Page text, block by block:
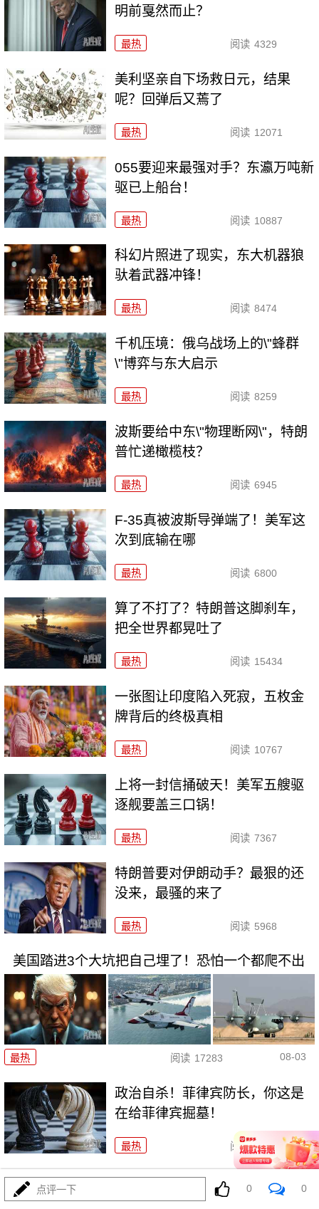
明前戛然而止？
最热 阅读 4329
美利坚亲自下场救日元，结果
呢？回弹后又蔫了
最热 阅读 12071
055要迎来最强对手？东瀛万吨新
驱已上船台！
最热 阅读 10887
科幻片照进了现实，东大机器狼
驮着武器冲锋！
最热 阅读 8474
千机压境：俄乌战场上的\"蜂群
\"博弈与东大启示
最热 阅读 8259
波斯要给中东\"物理断网\"，特朗
普忙递橄榄枝？
最热 阅读 6945
F-35真被波斯导弹端了！美军这
次到底输在哪
最热 阅读 6800
算了不打了？特朗普这脚刹车，
把全世界都晃吐了
最热 阅读 15434
一张图让印度陷入死寂，五枚金
牌背后的终极真相
最热 阅读 10767
上将一封信捅破天！美军五艘驱
逐舰要盖三口锅！
最热 阅读 7367
特朗普要对伊朗动手？最狠的还
没来，最骚的来了
最热 阅读 5968
美国踏进3个大坑把自己埋了！恐怕一个都爬不出
最热 阅读 17283 08-03
政治自杀！菲律宾防长，你这是
在给菲律宾掘墓！
最热 阅读 6998
特朗普这狼来了连演十遍，伊
朗：你猜我信不信？
点评一下 0 0